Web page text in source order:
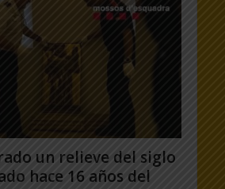
un relieve del siglo
hace 16 años del